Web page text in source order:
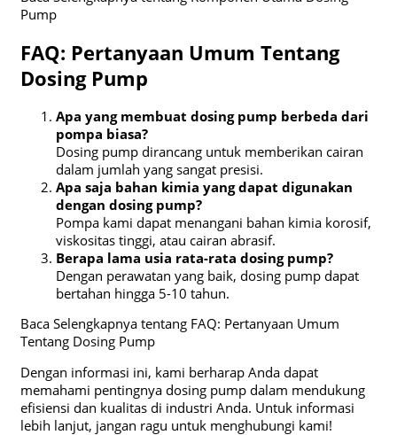
Pump
FAQ: Pertanyaan Umum Tentang
Dosing Pump
Apa yang membuat dosing pump berbeda dari
pompa biasa?
Dosing pump dirancang untuk memberikan cairan
dalam jumlah yang sangat presisi.
Apa saja bahan kimia yang dapat digunakan
dengan dosing pump?
Pompa kami dapat menangani bahan kimia korosif,
viskositas tinggi, atau cairan abrasif.
Berapa lama usia rata-rata dosing pump?
Dengan perawatan yang baik, dosing pump dapat
bertahan hingga 5-10 tahun.
Baca Selengkapnya tentang FAQ: Pertanyaan Umum
Tentang Dosing Pump
Dengan informasi ini, kami berharap Anda dapat
memahami pentingnya dosing pump dalam mendukung
efisiensi dan kualitas di industri Anda. Untuk informasi
lebih lanjut, jangan ragu untuk menghubungi kami!